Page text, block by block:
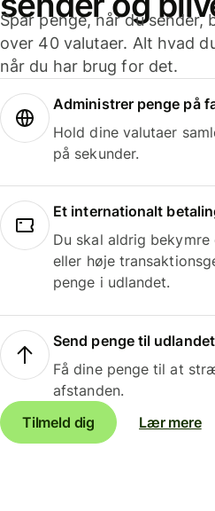
Spar penge, når du sender,
over 40 valutaer. Alt hvad
når du har brug for det.
Administrer penge på
Hold dine valutaer
på sekunder.
Et internationalt
Du skal aldrig
eller høje
penge i udlandet.
Send penge til
Få dine penge til at
afstanden.
Tilmeld dig
Lær mere